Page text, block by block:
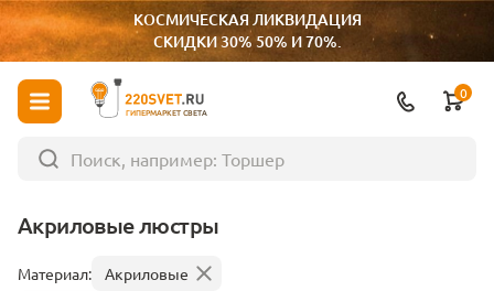
КОСМИЧЕСКАЯ ЛИКВИДАЦИЯ
СКИДКИ 30% 50% И 70%.
ГИПЕРМАРКЕТ СВЕТА
0
Акриловые люстры
Материал: Акриловые